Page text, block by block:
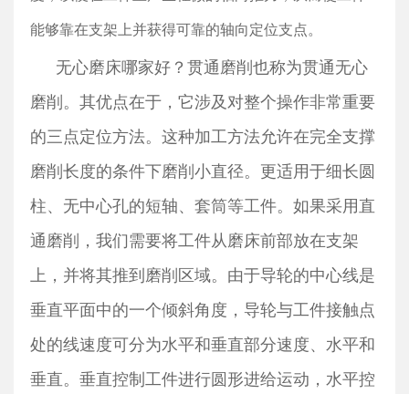
能够靠在支架上并获得可靠的轴向定位支点。
无心磨床哪家好？贯通磨削也称为贯通无心
磨削。其优点在于，它涉及对整个操作非常重要
的三点定位方法。这种加工方法允许在完全支撑
磨削长度的条件下磨削小直径。更适用于细长圆
柱、无中心孔的短轴、套筒等工件。如果采用直
通磨削，我们需要将工件从磨床前部放在支架
上，并将其推到磨削区域。由于导轮的中心线是
垂直平面中的一个倾斜角度，导轮与工件接触点
处的线速度可分为水平和垂直部分速度、水平和
垂直。垂直控制工件进行圆形进给运动，水平控